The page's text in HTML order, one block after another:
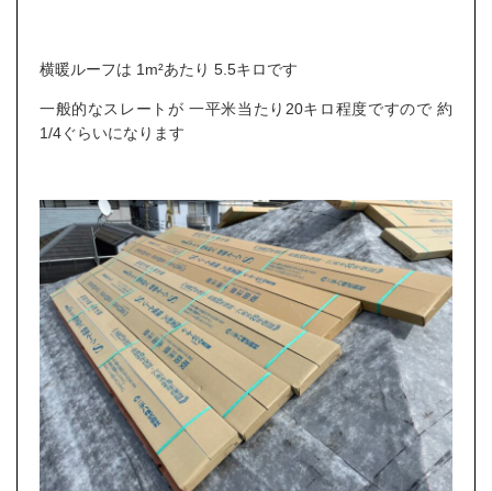
横暖ルーフは 1m²あたり 5.5キロです
一般的なスレートが 一平米当たり20キロ程度ですので 約
1/4ぐらいになります